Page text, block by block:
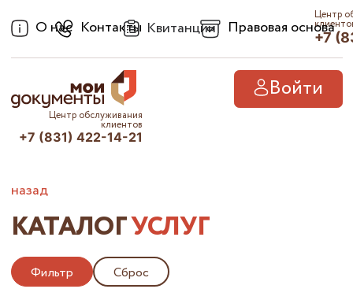
О нас Контакты Квитанции Правовая основа
Центр
+7
Войти
Центр обслуживания
клиентов
+7 (831) 422-14-21
назад
КАТАЛОГУСЛУГ
Фильтр Сброс